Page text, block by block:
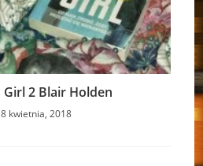
Girl 2 Blair Holden
kwietnia, 2018